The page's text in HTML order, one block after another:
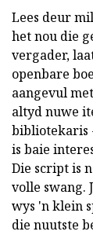
Lees deur
het nou die
vergader,
openbare
aangevul
altyd nuwe
bibliotekaris
is baie
Die script is
volle swang.
wys 'n klein
die nuutste